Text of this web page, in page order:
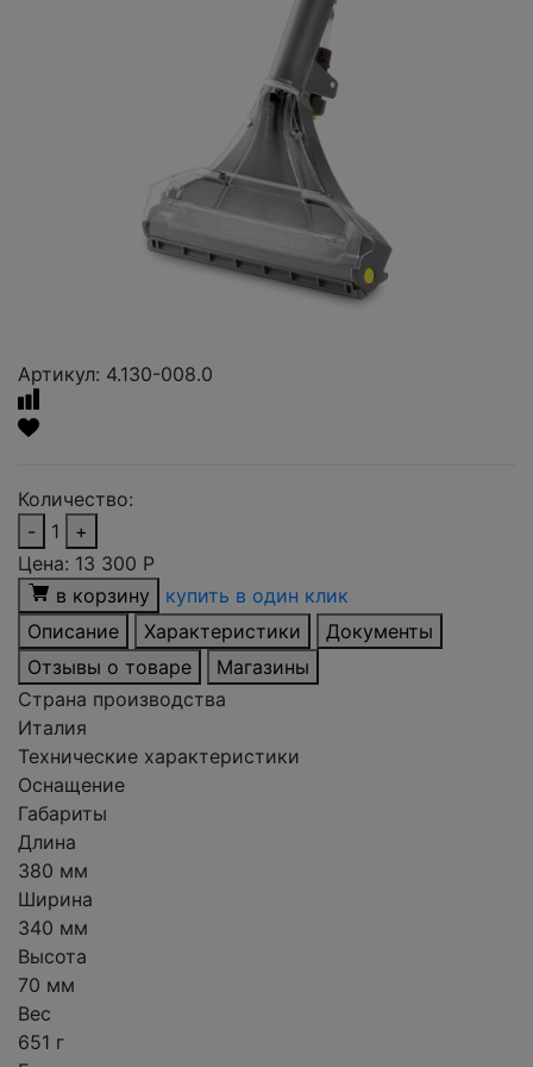
Артикул: 4.130-008.0
Количество:
-
1
+
Цена: 13 300 Р
в корзину
купить в один клик
Описание
Характеристики
Документы
Отзывы о товаре
Магазины
Страна производства
Италия
Технические характеристики
Оснащение
Габариты
Длина
380 мм
Ширина
340 мм
Высота
70 мм
Вес
651 г